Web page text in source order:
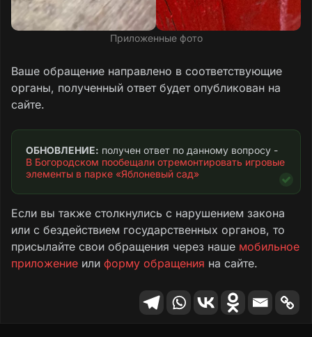
Приложенные фото
Ваше обращение направлено в соответствующие
органы, полученный ответ будет опубликован на
сайте.
ОБНОВЛЕНИЕ:
В Богородском пообещали отремонтировать игровые
элементы в парке «Яблоневый сад»
Если вы также столкнулись с нарушением закона
или с бездействием государственных органов, то
присылайте свои обращения через наше мобильное
приложение или форму обращения на сайте.